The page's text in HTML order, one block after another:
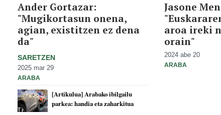
Ander Gortazar:
"Mugikortasun onena,
agian, existitzen ez dena
da"
SARETZEN
2025 mar 29
ARABA
[Artikulua] Arabako ibilgailu
parkea: handia eta zaharkitua
Jasone
aroa ireki
orain"
2024 abe 20
ARABA